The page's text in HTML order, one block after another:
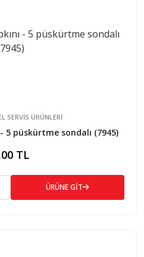
SERVIS ÜRÜNLERI
- 5 püskürtme sondalı (7945)
TL
ÜRÜNE GİT